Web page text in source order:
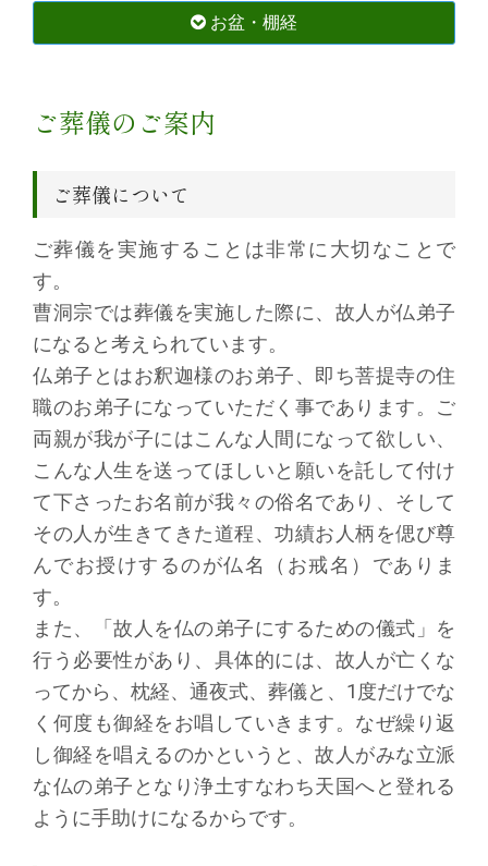
お盆・棚経
ご葬儀のご案内
ご葬儀について
ご葬儀を実施することは非常に大切なことで
す。
曹洞宗では葬儀を実施した際に、故人が仏弟子
になると考えられています。
仏弟子とはお釈迦様のお弟子、即ち菩提寺の住
職のお弟子になっていただく事であります。ご
両親が我が子にはこんな人間になって欲しい、
こんな人生を送ってほしいと願いを託して付け
て下さったお名前が我々の俗名であり、そして
その人が生きてきた道程、功績お人柄を偲び尊
んでお授けするのが仏名（お戒名）でありま
す。
また、「故人を仏の弟子にするための儀式」を
行う必要性があり、具体的には、故人が亡くな
ってから、枕経、通夜式、葬儀と、1度だけでな
く何度も御経をお唱していきます。なぜ繰り返
し御経を唱えるのかというと、故人がみな立派
な仏の弟子となり浄土すなわち天国へと登れる
ように手助けになるからです。